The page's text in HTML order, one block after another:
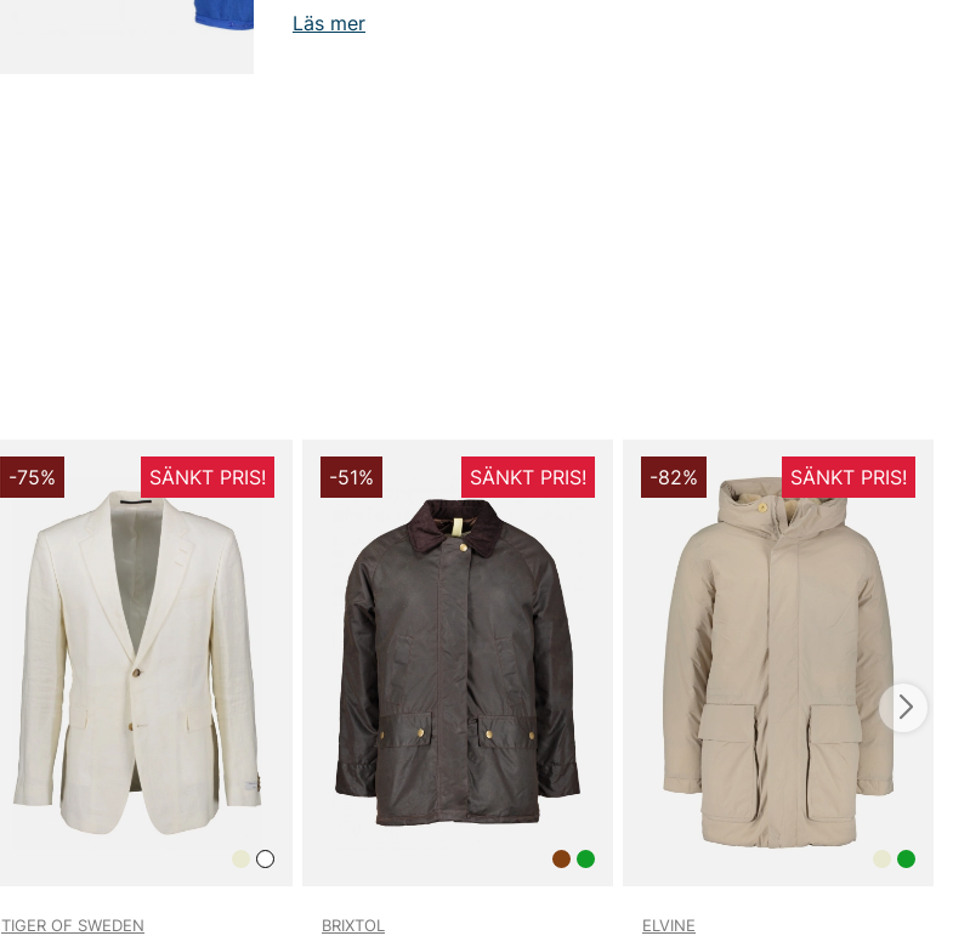
Läs mer
Tack för att du handlar i vår webbshop. Besök oss även i vår butik i
Vingåker.
-75% SÄNKT PRIS!
TIGER OF SWEDEN
-51% SÄNKT PRIS!
BRIXTOL
-82% SÄNKT PRIS!
ELVINE